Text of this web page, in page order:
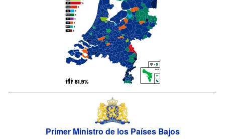
Primer Ministro de los Países Bajos